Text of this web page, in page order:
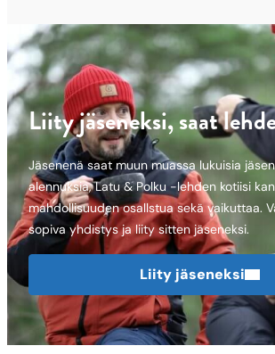
Liity jäseneksi, saat
Jäsenenä saat muun muassa lukuisia
alennuksia, Latu & Polku -lehden kotiisi
mahdollisuuden osallstua sekä vaikuttaa.
sopiva yhdistys ja liity sitten jäseneksi.
Liity jäseneksi